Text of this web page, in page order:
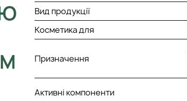
Вид продукції
Косметика для
Призначення
Активні компоненти